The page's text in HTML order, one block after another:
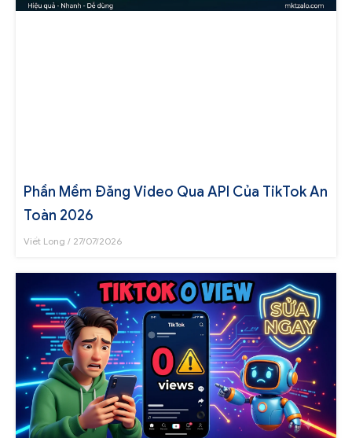
Phần Mềm Đăng Video Qua API Của TikTok An
Toàn 2026
Viết Long 27/07/2026